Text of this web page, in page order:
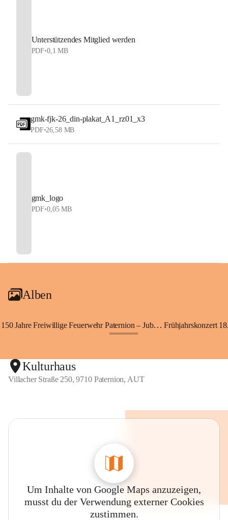
Unterstützendes Mitglied werden
PDF•0,1 MB
gmk-fjk-26_din-plakat_A1_rz01_x3
PDF•26,58 MB
gmk_logo
PDF•0,05 MB
Alben
150 Jahre Freiwillige Feuerwehr Paternion – Jubiläumsfest Frühjahrskonzert
Kulturhaus
Villacher Straße 250, 9710 Paternion, AUT
Um Inhalte von Google Maps anzuzeigen,
musst du der Verwendung externer Cookies
zustimmen.